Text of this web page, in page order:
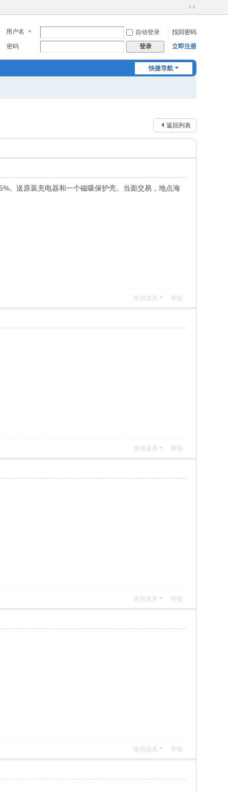
切
到
窄
用户名 自动登录
找回密码
密码
登录 立即注册
快捷导航
返回列表
。送原装充电器和一个磁吸保护壳。当面交易，地点海
使用道具 举报
使用道具 举报
使用道具 举报
使用道具 举报